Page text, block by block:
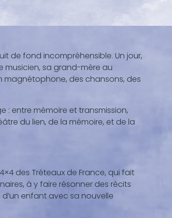
de fond incompréhensible. Un jour,
musicien, sa grand-mère au
magnétophone, des chansons, des
: entre mémoire et transmission,
du lien, de la mémoire, et de la
des Tréteaux de France, qui fait
à y faire résonner des récits
d’un enfant avec sa nouvelle